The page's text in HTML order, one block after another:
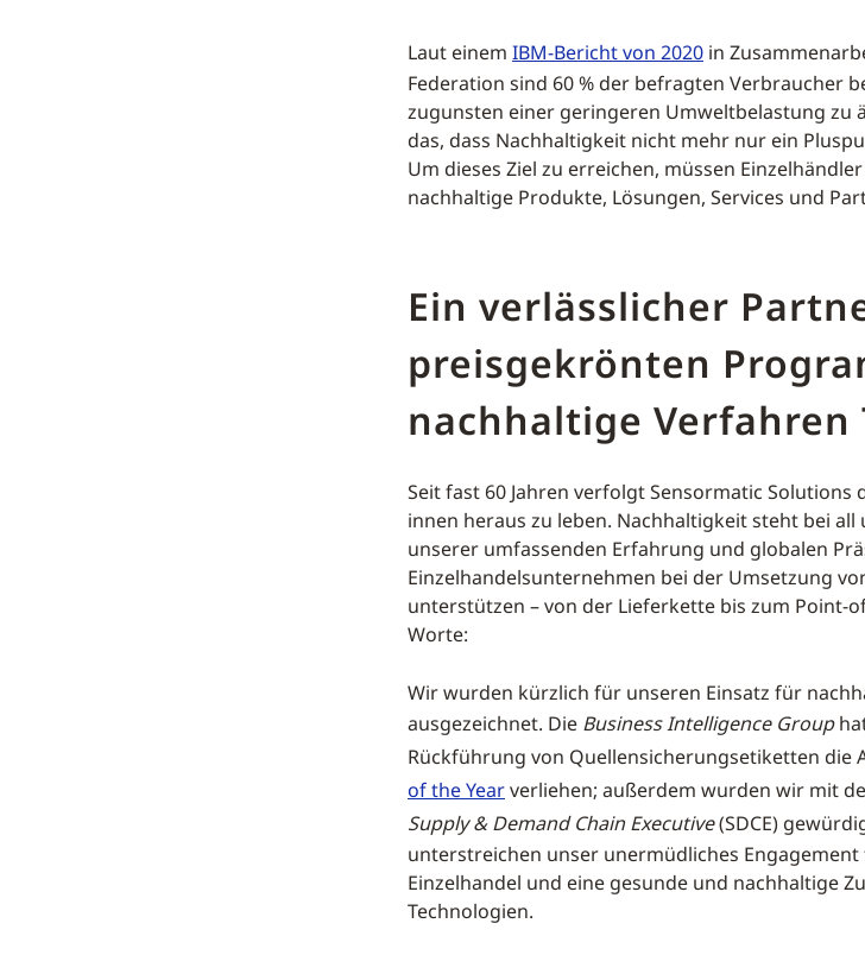
Laut einem IBM-Bericht von 2020 in
Federation sind 60 % der befragten Verbraucher
zugunsten einer geringeren Umweltbelastung zu
das, dass Nachhaltigkeit nicht mehr nur ein
Um dieses Ziel zu erreichen, müssen
nachhaltige Produkte, Lösungen, Services und
Ein verlässlicher
preisgekrönten
nachhaltige Verfahren
Seit fast 60 Jahren verfolgt Sensormatic
innen heraus zu leben. Nachhaltigkeit steht bei
unserer umfassenden Erfahrung und globalen
Einzelhandelsunternehmen bei der Umsetzung
unterstützen – von der Lieferkette bis zum Point-
Worte:
Wir wurden kürzlich für unseren Einsatz für
ausgezeichnet. Die Business Intelligence Group
Rückführung von Quellensicherungsetiketten die
of the Yearverliehen; außerdem wurden wir mit
Supply & Demand Chain Executive(SDCE)
unterstreichen unser unermüdliches
Einzelhandel und eine gesunde und nachhaltige
Technologien.